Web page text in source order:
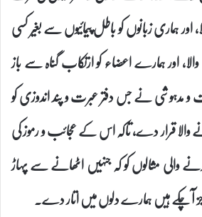
ہماری زبانوں کو باطل پیمائیوں سے بغیر کسی
اور ہمارے اعضاء کو ارتکاب گناہ سے باز
و مدہوشی نے جس دفتر عبرت و پند اندوزی کو
والا قرار دے، تاکہ اس کے عجائب و رموز کی
والی مثالوں کو کہ جنہیں اٹھانے سے پہاڑ
آ چکے ہیں ہمارے دلوں میں اتار دے۔